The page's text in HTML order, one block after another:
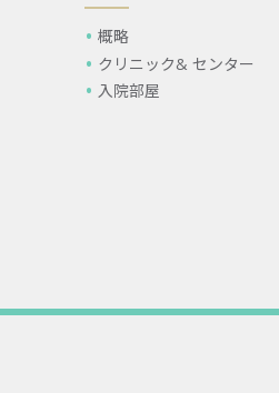
概略
クリニック& センター
入院部屋